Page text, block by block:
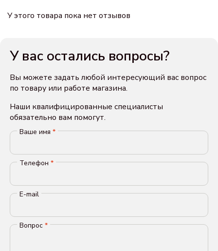
У этого товара пока нет отзывов
У вас остались вопросы?
Вы можете задать любой интересующий вас вопрос
по товару или работе магазина.
Наши квалифицированные специалисты
обязательно вам помогут.
Ваше имя *
Телефон *
E-mail
Вопрос *